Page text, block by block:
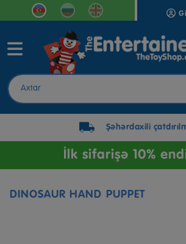
Şəhərdaxili
İlk sifarişə 10%
DINOSAUR HAND PUPPET